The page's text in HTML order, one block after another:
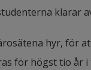
klarar
hyr, för
för högst tio år i